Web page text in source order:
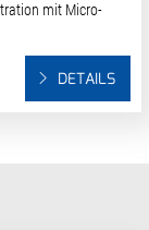
mit Micro-
DETAILS